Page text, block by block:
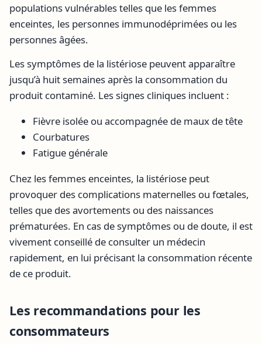
populations vulnérables telles que les femmes
enceintes, les personnes immunodéprimées ou les
personnes âgées.
Les symptômes de la listériose peuvent apparaître
jusqu’à huit semaines après la consommation du
produit contaminé. Les signes cliniques incluent :
Fièvre isolée ou accompagnée de maux de tête
Courbatures
Fatigue générale
Chez les femmes enceintes, la listériose peut
provoquer des complications maternelles ou fœtales,
telles que des avortements ou des naissances
prématurées. En cas de symptômes ou de doute, il est
vivement conseillé de consulter un médecin
rapidement, en lui précisant la consommation récente
de ce produit.
Les recommandations pour les
consommateurs